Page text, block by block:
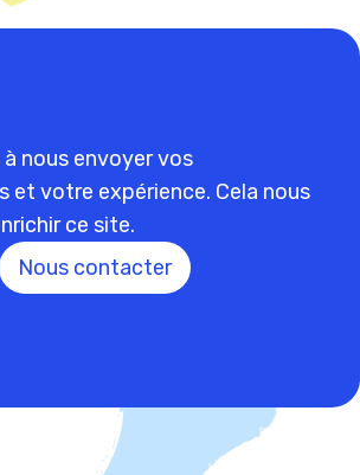
à nous envoyer vos
et votre expérience. Cela nous
ce site.
Nous contacter